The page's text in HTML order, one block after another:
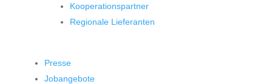
Kooperationspartner
Regionale Lieferanten
Presse
Jobangebote